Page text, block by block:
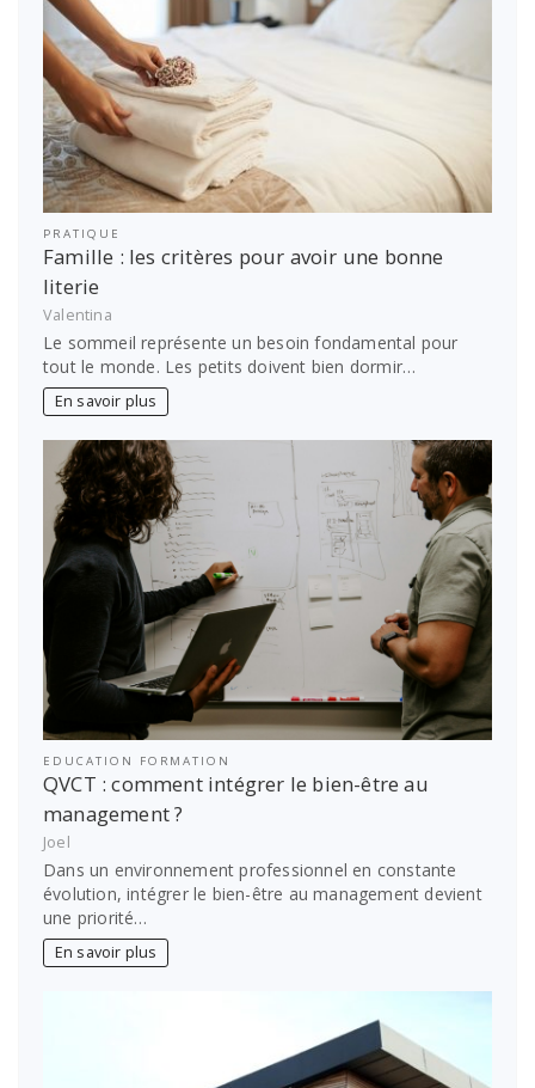
PRATIQUE
Famille : les critères pour avoir une bonne
literie
Valentina
Le sommeil représente un besoin fondamental pour
tout le monde. Les petits doivent bien dormir…
En savoir plus
EDUCATION FORMATION
QVCT : comment intégrer le bien-être au
management ?
Joel
Dans un environnement professionnel en constante
évolution, intégrer le bien-être au management devient
une priorité…
En savoir plus